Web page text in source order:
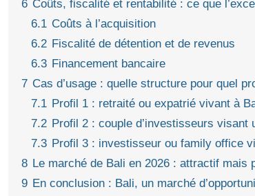
6 Coûts, fiscalité et rentabilité : ce que
6.1 Coûts à l’acquisition
6.2 Fiscalité de détention et de revenus
6.3 Financement bancaire
7 Cas d’usage : quelle structure pour quel
7.1 Profil 1 : retraité ou expatrié vivant à
7.2 Profil 2 : couple d’investisseurs
7.3 Profil 3 : investisseur ou family office
8 Le marché de Bali en 2026 : attractif mais
9 En conclusion : Bali, un marché